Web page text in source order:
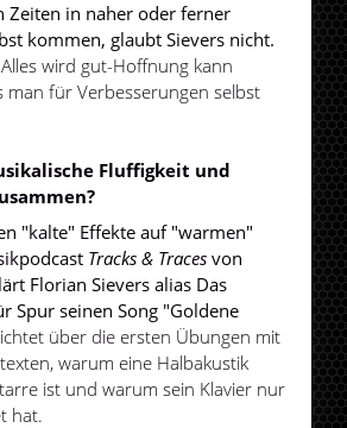
Zeiten in naher oder ferner
kommen, glaubt Sievers nicht.
wird gut-Hoffnung kann
man für Verbesserungen selbst
Fluffigkeit und
"kalte" Effekte auf "warmen"
Tracks & Traces von
Florian Sievers alias Das
Spur seinen Song "Goldene
über die ersten Übungen mit
warum eine Halbakustik
ist und warum sein Klavier nur
hat.